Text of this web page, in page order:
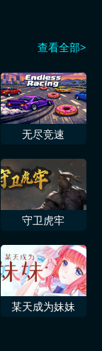
查看全部>
无尽竞速
守卫虎牢
某天成为妹妹